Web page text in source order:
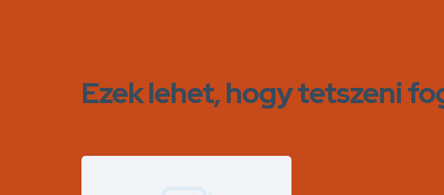
Ezek lehet, hogy tetszeni